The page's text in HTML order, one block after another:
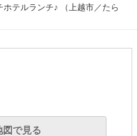
テルランチ♪ （上越市／たら
図で見る